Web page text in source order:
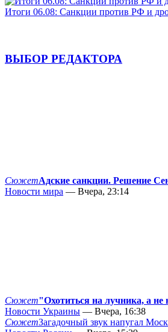
Итоги 06.08: Санкции против РФ и
ВЫБОР РЕДАКТОРА
СюжетАдские санкции. Решение
Новости мира — Вчера, 23:14
Сюжет"Охотиться на лучника, а не
Новости Украины — Вчера, 16:38
СюжетЗагадочный звук напугал